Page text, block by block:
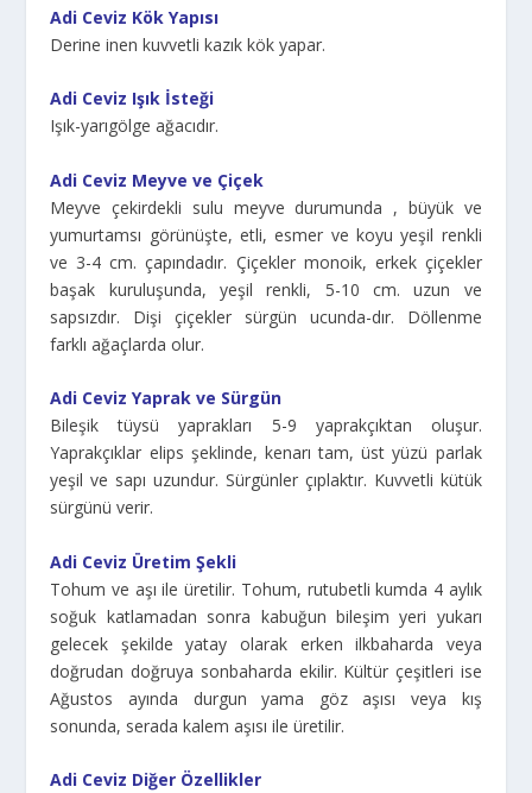
Adi Ceviz Kök Yapısı
Derine inen kuvvetli kazık kök yapar.
Adi Ceviz Işık İsteği
Işık-yarıgölge ağacıdır.
Adi Ceviz Meyve ve Çiçek
Meyve çekirdekli sulu meyve durumunda , büyük ve
yumurtamsı görünüşte, etli, esmer ve koyu yeşil renkli
ve 3-4 cm. çapındadır. Çiçekler monoik, erkek çiçekler
başak kuruluşunda, yeşil renkli, 5-10 cm. uzun ve
sapsızdır. Dişi çiçekler sürgün ucunda-dır. Döllenme
farklı ağaçlarda olur.
Adi Ceviz Yaprak ve Sürgün
Bileşik tüysü yaprakları 5-9 yaprakçıktan oluşur.
Yaprakçıklar elips şeklinde, kenarı tam, üst yüzü parlak
yeşil ve sapı uzundur. Sürgünler çıplaktır. Kuvvetli kütük
sürgünü verir.
Adi Ceviz Üretim Şekli
Tohum ve aşı ile üretilir. Tohum, rutubetli kumda 4 aylık
soğuk katlamadan sonra kabuğun bileşim yeri yukarı
gelecek şekilde yatay olarak erken ilkbaharda veya
doğrudan doğruya sonbaharda ekilir. Kültür çeşitleri ise
Ağustos ayında durgun yama göz aşısı veya kış
sonunda, serada kalem aşısı ile üretilir.
Adi Ceviz Diğer Özellikler